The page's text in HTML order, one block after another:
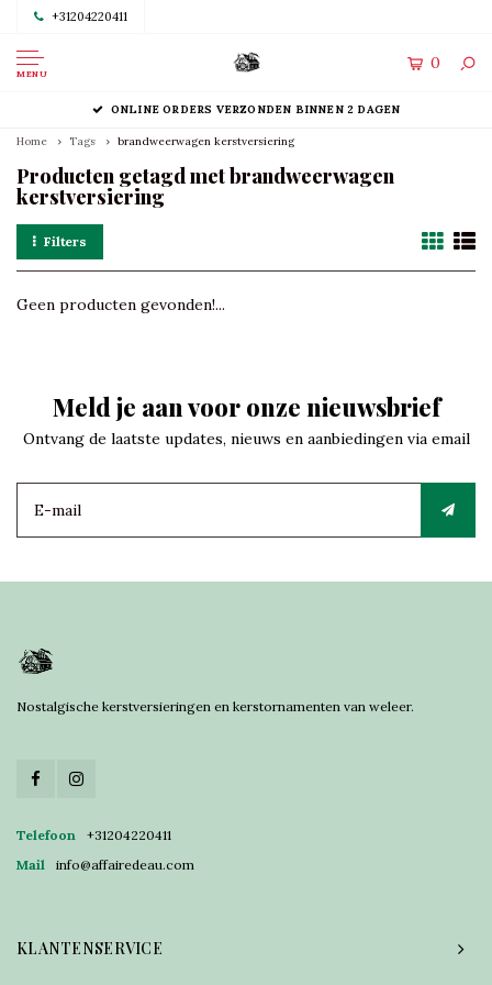
+31204220411
MENU
0
ONLINE ORDERS VERZONDEN BINNEN 2 DAGEN
Home Tags brandweerwagen kerstversiering
Producten getagd met brandweerwagen
kerstversiering
Filters
Geen producten gevonden!...
Meld je aan voor onze nieuwsbrief
Ontvang de laatste updates, nieuws en aanbiedingen via email
Nostalgische kerstversieringen en kerstornamenten van weleer.
Telefoon
+31204220411
Mail
info@affairedeau.com
KLANTENSERVICE